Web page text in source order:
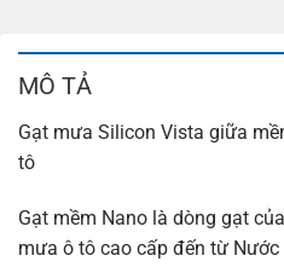
MÔ TẢ
Gạt mưa Silicon Vista giữa
tô
Gạt mềm Nano là dòng gạt
mưa ô tô cao cấp đến từ Nước